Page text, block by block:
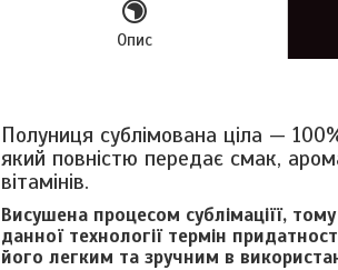
Опис
Полуниця сублімована ціла —
який повністю передає смак,
вітамінів.
Висушена процесом сублімаціїї,
данної технології термін
його легким та зручним в